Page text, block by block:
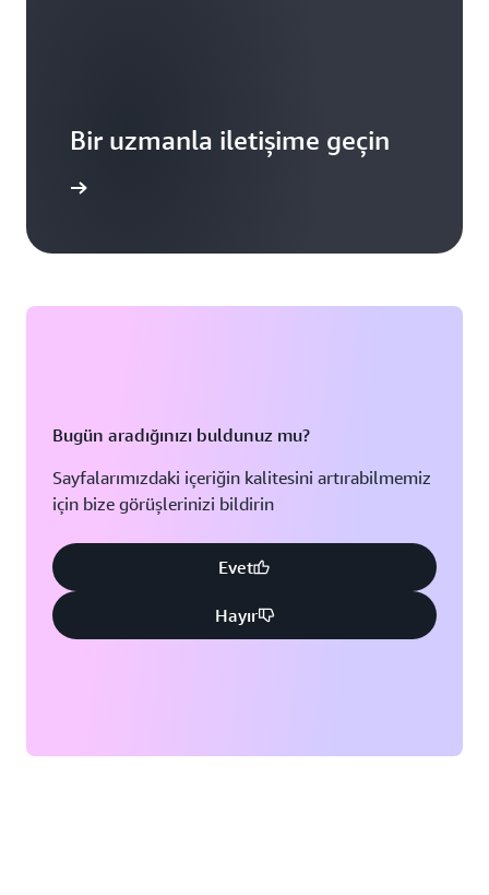
Bir uzmanla iletişime geçin
Bugün aradığınızı buldunuz mu?
Sayfalarımızdaki içeriğin kalitesini artırabilmemiz
için bize görüşlerinizi bildirin
Evet
Hayır